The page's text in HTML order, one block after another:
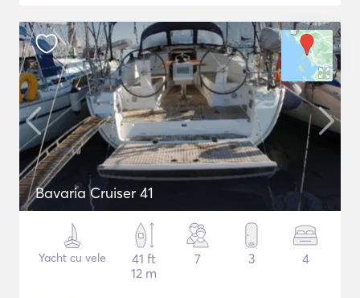
Bavaria Cruiser 41
Yacht cu vele
41 ft
12 m
7 3 4